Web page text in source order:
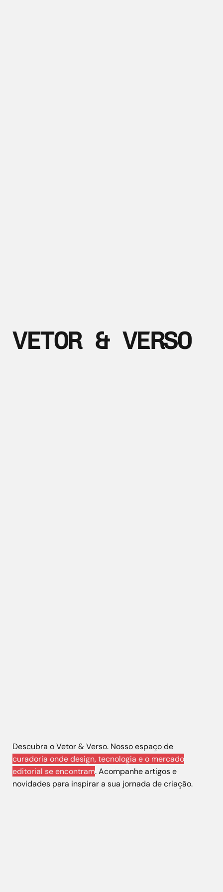
VETOR & VERSO
Descubra o Vetor & Verso. Nosso espaço de
curadoria onde design, tecnologia e o mercado
editorial se encontram. Acompanhe artigos e
novidades para inspirar a sua jornada de criação.